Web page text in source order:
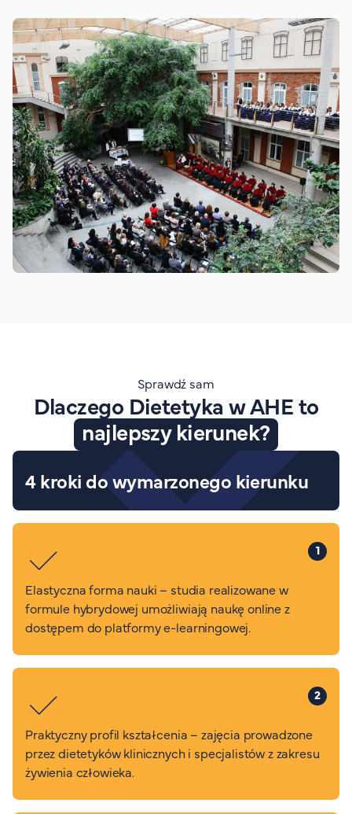
Sprawdź sam
Dlaczego Dietetyka w AHE to
najlepszy kierunek?
4 kroki do wymarzonego kierunku
1
Elastyczna forma nauki – studia realizowane w
formule hybrydowej umożliwiają naukę online z
dostępem do platformy e-learningowej.
2
Praktyczny profil kształcenia – zajęcia prowadzone
przez dietetyków klinicznych i specjalistów z zakresu
żywienia człowieka.